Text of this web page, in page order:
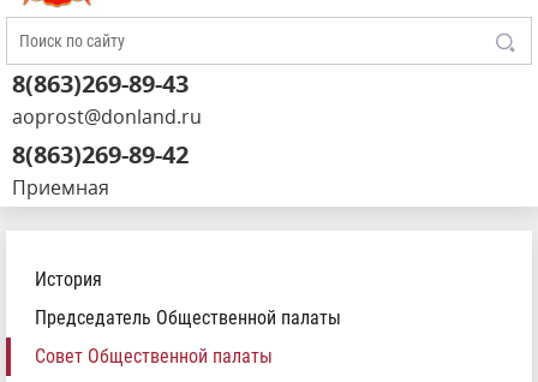
8(863)269-89-43
aoprost@donland.ru
8(863)269-89-42
Приемная
История
Председатель Общественной палаты
Совет Общественной палаты